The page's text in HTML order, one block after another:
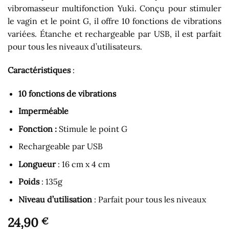
vibromasseur multifonction Yuki. Conçu pour stimuler
le vagin et le point G, il offre 10 fonctions de vibrations
variées. Étanche et rechargeable par USB, il est parfait
pour tous les niveaux d’utilisateurs.
Caractéristiques:
10 fonctions de vibrations
Imperméable
Fonction :Stimule le point G
Rechargeable par USB
Longueur: 16 cm x 4 cm
Poids: 135g
Niveau d’utilisation: Parfait pour tous les niveaux
24,90 €